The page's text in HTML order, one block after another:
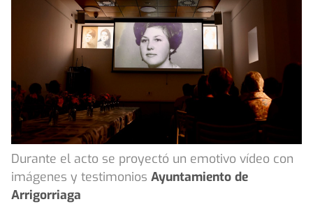
Durante el acto se proyectó un emotivo vídeo con
imágenes y testimonios Ayuntamiento de
Arrigorriaga